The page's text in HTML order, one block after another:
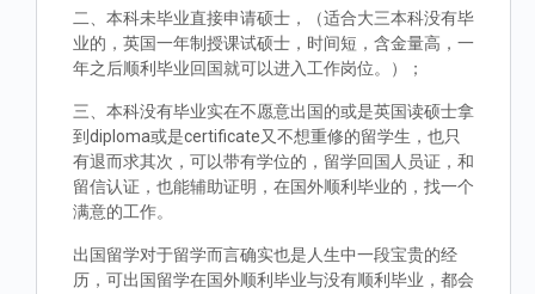
二、本科未毕业直接申请硕士，（适合大三本科没有毕
业的，英国一年制授课试硕士，时间短，含金量高，一
年之后顺利毕业回国就可以进入工作岗位。）；
三、本科没有毕业实在不愿意出国的或是英国读硕士拿
到diploma或是certificate又不想重修的留学生，也只
有退而求其次，可以带有学位的，留学回国人员证，和
留信认证，也能辅助证明，在国外顺利毕业的，找一个
满意的工作。
出国留学对于留学而言确实也是人生中一段宝贵的经
历，可出国留学在国外顺利毕业与没有顺利毕业，都会